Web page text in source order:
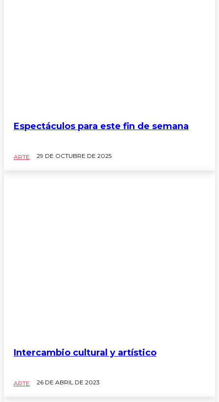
Espectáculos para este fin de semana
ARTE 29 DE OCTUBRE DE 2025
Intercambio cultural y artístico
ARTE 26 DE ABRIL DE 2023